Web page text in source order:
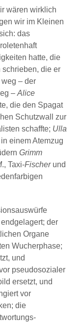
wären wirklich
wir im Kleinen
das
hatte, die
schrieben, die er
weg – der
–Alice
die den Spagat
Schutzwall zur
schaffte; Ulla
einem Atemzug
Grimm
., Taxi-Fischerund
der
Organe
Wucherphase;
und
pseudosozialer
ersetzt, und
vor
die